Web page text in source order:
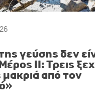
γεύσης δεν
II: Τρεις
μακριά από τον